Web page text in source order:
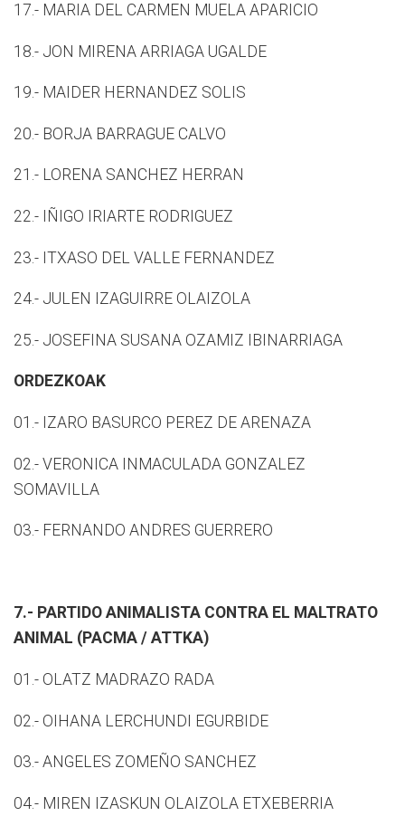
17.- MARIA DEL CARMEN MUELA APARICIO
18.- JON MIRENA ARRIAGA UGALDE
19.- MAIDER HERNANDEZ SOLIS
20.- BORJA BARRAGUE CALVO
21.- LORENA SANCHEZ HERRAN
22.- IÑIGO IRIARTE RODRIGUEZ
23.- ITXASO DEL VALLE FERNANDEZ
24.- JULEN IZAGUIRRE OLAIZOLA
25.- JOSEFINA SUSANA OZAMIZ IBINARRIAGA
ORDEZKOAK
01.- IZARO BASURCO PEREZ DE ARENAZA
02.- VERONICA INMACULADA GONZALEZ
SOMAVILLA
03.- FERNANDO ANDRES GUERRERO
7.- PARTIDO ANIMALISTA CONTRA EL MALTRATO
ANIMAL (PACMA / ATTKA)
01.- OLATZ MADRAZO RADA
02.- OIHANA LERCHUNDI EGURBIDE
03.- ANGELES ZOMEÑO SANCHEZ
04.- MIREN IZASKUN OLAIZOLA ETXEBERRIA